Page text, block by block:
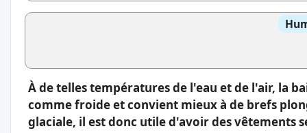
À de telles températures de l'eau et de l'air, la
comme froide et convient mieux à de brefs
glaciale, il est donc utile d'avoir des vêtements